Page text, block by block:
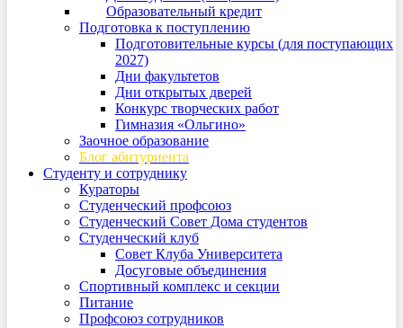
Образовательный кредит
Подготовка к поступлению
Подготовительные курсы (для поступающих
2027)
Дни факультетов
Дни открытых дверей
Конкурс творческих работ
Гимназия «Ольгино»
Заочное образование
Блог абитуриента
Студенту и сотруднику
Кураторы
Студенческий профсоюз
Студенческий Совет Дома студентов
Студенческий клуб
Совет Клуба Университета
Досуговые объединения
Спортивный комплекс и секции
Питание
Профсоюз сотрудников